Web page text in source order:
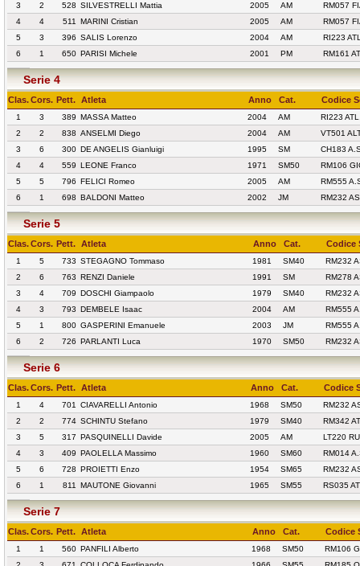
3
2 528 SILVESTRELLI Mattia 2005 AM
RM057
4
4 511 MARINI Cristian 2005 AM
RM057
5
3 396 SALIS Lorenzo 2004 AM
RI223
6
1 650 PARISI Michele 2001 PM RM161
Serie 4
Clas.Cors. Pett. Atleta Anno Cat. Codice
1 3 389 MASSA Matteo 2004 AM
RI223
2
2 838 ANSELMI Diego 2004 AM
VT501
3
6 300 DE ANGELIS Gianluigi 1995 SM
CH183
4
4 559 LEONE Franco 1971 SM50
RM106
5
5 796 FELICI Romeo 2005 AM
RM555
6
1 698 BALDONI Matteo 2002 JM RM232
Serie 5
Clas.Cors. Pett. Atleta Anno Cat. Codice
1 5 733 STEGAGNO Tommaso 1981 SM40
RM232
2
6 763 RENZI Daniele 1991 SM
RM278
3
4 709 DOSCHI Giampaolo 1979 SM40
RM232
4
3 793 DEMBELE Isaac 2004 AM
RM555
5
1 800 GASPERINI Emanuele 2003 JM
RM555
6
2 726 PARLANTI Luca 1970 SM50 RM232
Serie 6
Clas.Cors. Pett. Atleta Anno Cat. Codice
1 4 701 CIAVARELLI Antonio 1968 SM50
RM232
2
2 774 SCHINTU Stefano 1979 SM40
RM342
3
5 317 PASQUINELLI Davide 2005 AM
LT220
4
3 409 PAOLELLA Massimo 1960 SM60
RM014
5
6 728 PROIETTI Enzo 1954 SM65
RM232
6
1 811 MAUTONE Giovanni 1965 SM55 RS035
Serie 7
Clas.Cors. Pett. Atleta Anno Cat. Codice
1 1 560 PANFILI Alberto 1968 SM50
RM106